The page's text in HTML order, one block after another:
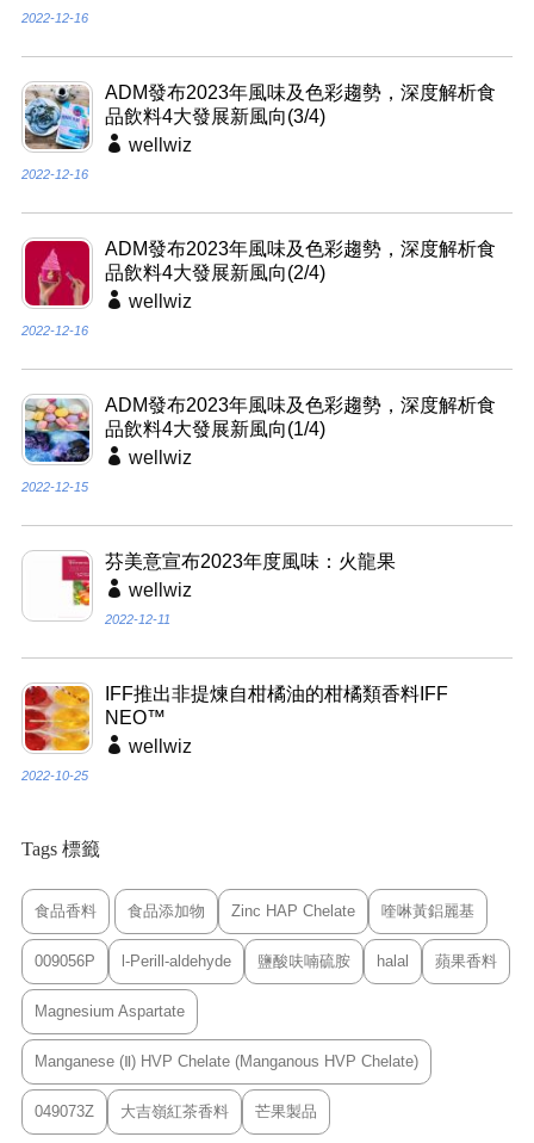
2022-12-16
ADM發布2023年風味及色彩趨勢，深度解析食
品飲料4大發展新風向(3/4)
wellwiz
2022-12-16
ADM發布2023年風味及色彩趨勢，深度解析食
品飲料4大發展新風向(2/4)
wellwiz
2022-12-16
ADM發布2023年風味及色彩趨勢，深度解析食
品飲料4大發展新風向(1/4)
wellwiz
2022-12-15
芬美意宣布2023年度風味：火龍果
wellwiz
2022-12-11
IFF推出非提煉自柑橘油的柑橘類香料IFF
NEO™
wellwiz
2022-10-25
Tags 標籤
食品香料 食品添加物 Zinc HAP Chelate 喹啉黃鋁麗基
009056P l-Perill-aldehyde 鹽酸呋喃硫胺 halal 蘋果香料
Magnesium Aspartate
Manganese (Ⅱ) HVP Chelate (Manganous HVP Chelate)
049073Z 大吉嶺紅茶香料 芒果製品